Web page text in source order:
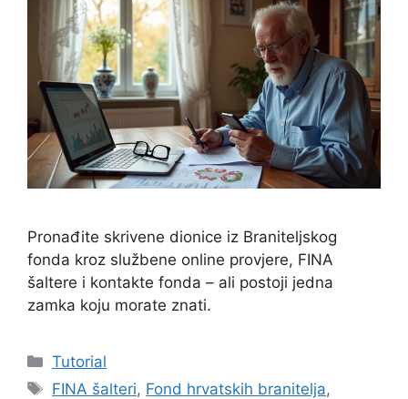
Pronađite skrivene dionice iz Braniteljskog
fonda kroz službene online provjere, FINA
šaltere i kontakte fonda – ali postoji jedna
zamka koju morate znati.
Kategorije
Tutorial
Oznake
FINA šalteri, Fond hrvatskih branitelja,